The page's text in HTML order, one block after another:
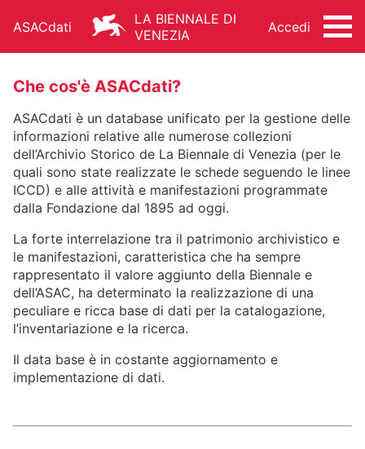
ASACdati
LA BIENNALE DI
VENEZIA
Accedi
ARCHIVIO STORICO - ASAC
ARCHITETTURA
ARTI VISIVE
DANZA
MUSICA
TEATRO
ALTRE ATTIVITÀ
FONDO STORICO
BIBLIOTECA E PERIODICI
FONDO ARTISTICO
FOTOTECA
Che cos'è ASACdati?
ASACdati è un database unificato per la gestione delle
informazioni relative alle numerose collezioni
dell’Archivio Storico de La Biennale di Venezia (per le
quali sono state realizzate le schede seguendo le linee
ICCD) e alle attività e manifestazioni programmate
dalla Fondazione dal 1895 ad oggi.
La forte interrelazione tra il patrimonio archivistico e
le manifestazioni, caratteristica che ha sempre
rappresentato il valore aggiunto della Biennale e
dell’ASAC, ha determinato la realizzazione di una
peculiare e ricca base di dati per la catalogazione,
l’inventariazione e la ricerca.
Il data base è in costante aggiornamento e
implementazione di dati.